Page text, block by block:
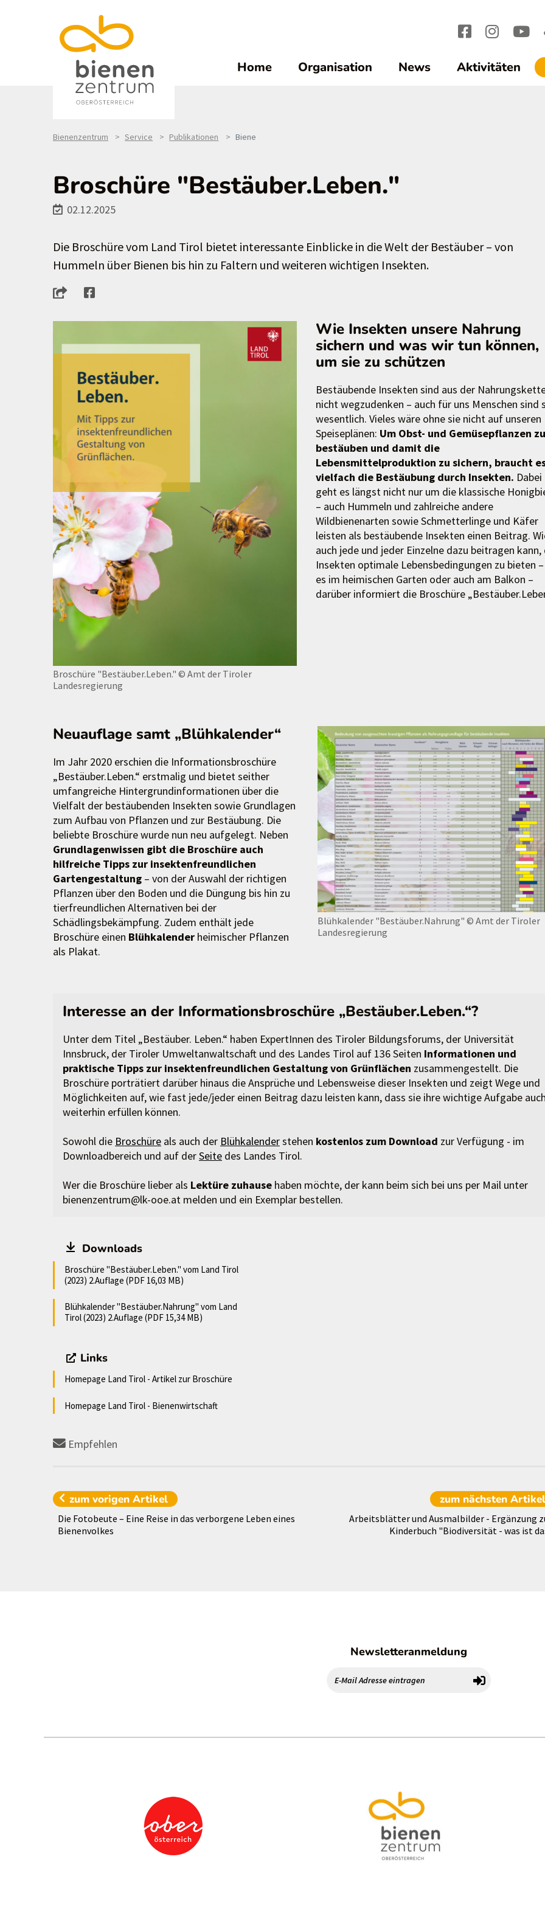
Home Organisation News Aktivitäten
Bienenzentrum Service Publikationen Biene
Broschüre "Bestäuber.Leben."
02.12.2025
Die Broschüre vom Land Tirol bietet interessante Einblicke in die Welt der Bestäuber – von
Hummeln über Bienen bis hin zu Faltern und weiteren wichtigen Insekten.
Broschüre "Bestäuber.Leben." © Amt der Tiroler
Landesregierung
Wie Insekten unsere Nahrung
sichern und was wir tun können,
um sie zu schützen
Bestäubende Insekten sind aus der
nicht wegzudenken – auch für uns Menschen sind
wesentlich. Vieles wäre ohne sie nicht auf unseren
Speiseplänen: Um Obst- und Gemüsepflanzen zu
bestäuben und damit die
Lebensmittelproduktion zu sichern, braucht
vielfach die Bestäubung durch Insekten. Dabei
geht es längst nicht nur um die klassische
– auch Hummeln und zahlreiche andere
Wildbienenarten sowie Schmetterlinge und Käfer
leisten als bestäubende Insekten einen Beitrag.
auch jede und jeder Einzelne dazu beitragen kann,
Insekten optimale Lebensbedingungen zu bieten
es im heimischen Garten oder auch am Balkon –
darüber informiert die Broschüre
Blühkalender "Bestäuber.Nahrung" © Amt der Tiroler
Landesregierung
Neuauflage samt „Blühkalender“
Im Jahr 2020 erschien die Informationsbroschüre
„Bestäuber.Leben.“ erstmalig und bietet seither
umfangreiche Hintergrundinformationen über die
Vielfalt der bestäubenden Insekten sowie Grundlagen
zum Aufbau von Pflanzen und zur Bestäubung. Die
beliebte Broschüre wurde nun neu aufgelegt. Neben
Grundlagenwissen gibt die Broschüre auch
hilfreiche Tipps zur insektenfreundlichen
Gartengestaltung – von der Auswahl der richtigen
Pflanzen über den Boden und die Düngung bis hin zu
tierfreundlichen Alternativen bei der
Schädlingsbekämpfung. Zudem enthält jede
Broschüre einen Blühkalender heimischer Pflanzen
als Plakat.
Interesse an der Informationsbroschüre „Bestäuber.Leben.“?
Unter dem Titel „Bestäuber. Leben.“ haben ExpertInnen des Tiroler Bildungsforums, der Universität
Innsbruck, der Tiroler Umweltanwaltschaft und des Landes Tirol auf 136 Seiten Informationen und
praktische Tipps zur insektenfreundlichen Gestaltung von Grünflächen zusammengestellt. Die
Broschüre porträtiert darüber hinaus die Ansprüche und Lebensweise dieser Insekten und zeigt Wege und
Möglichkeiten auf, wie fast jede/jeder einen Beitrag dazu leisten kann, dass sie ihre wichtige Aufgabe
weiterhin erfüllen können.
Sowohl die Broschüre als auch der Blühkalenderstehen kostenlos zum Download zur Verfügung - im
Downloadbereich und auf derSeite des Landes Tirol.
Wer die Broschüre lieber als Lektüre zuhause haben möchte, der kann beim sich bei uns per Mail unter
bienenzentrum@lk-ooe.at melden und ein Exemplar bestellen.
Downloads
Broschüre "Bestäuber.Leben." vom Land Tirol
(2023) 2.Auflage (PDF 16,03 MB)
Blühkalender "Bestäuber.Nahrung" vom Land
Tirol (2023) 2.Auflage (PDF 15,34 MB)
Links
Homepage Land Tirol - Artikel zur Broschüre
Homepage Land Tirol - Bienenwirtschaft
Empfehlen
zum vorigenArtikel
Die Fotobeute – Eine Reise in das verborgene Leben eines
Bienenvolkes
zum nächsten Artikel
Arbeitsblätter und Ausmalbilder - Ergänzung
Kinderbuch "Biodiversität - was ist
Newsletteranmeldung